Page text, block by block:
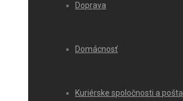
Doprava
Domácnosť
Kuriérske spoločnosti a pošta